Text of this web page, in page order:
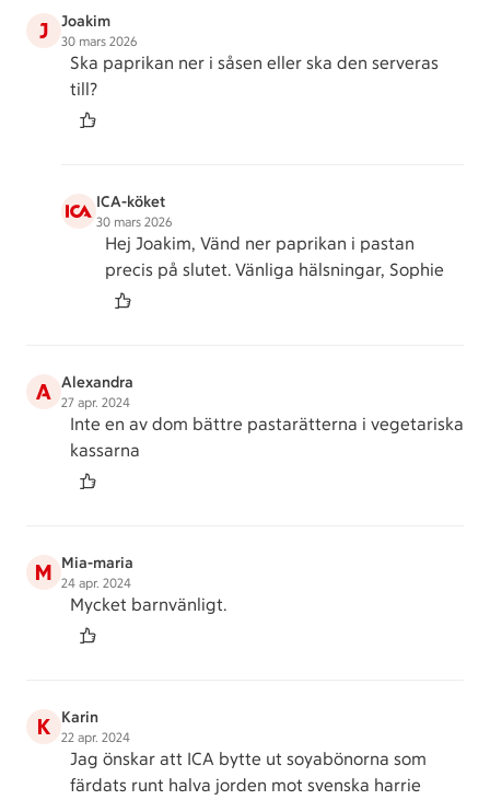
J Joakim
30 mars 2026
Ska paprikan ner i såsen eller ska den serveras
till?
ICA-köket
30 mars 2026
Hej Joakim, Vänd ner paprikan i pastan
precis på slutet. Vänliga hälsningar, Sophie
A Alexandra
27 apr. 2024
Inte en av dom bättre pastarätterna i vegetariska
kassarna
M Mia-maria
24 apr. 2024
Mycket barnvänligt.
K Karin
22 apr. 2024
Jag önskar att ICA bytte ut soyabönorna som
färdats runt halva jorden mot svenska harrie